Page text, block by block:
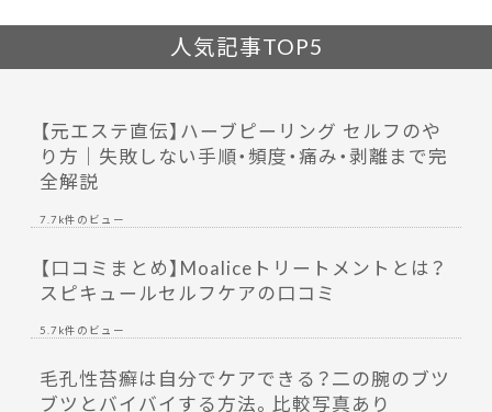
人気記事TOP5
【元エステ直伝】ハーブピーリング セルフのや
り方｜失敗しない手順・頻度・痛み・剥離まで完
全解説
7.7k件のビュー
【口コミまとめ】Moaliceトリートメントとは？
スピキュールセルフケアの口コミ
5.7k件のビュー
毛孔性苔癬は自分でケアできる？二の腕のブツ
ブツとバイバイする方法。比較写真あり